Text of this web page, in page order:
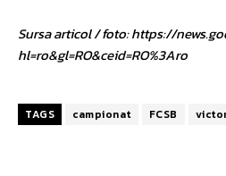
Sursa articol / foto: https://
hl=ro&gl=RO&ceid=RO%3Aro
TAGS campionat FCSB